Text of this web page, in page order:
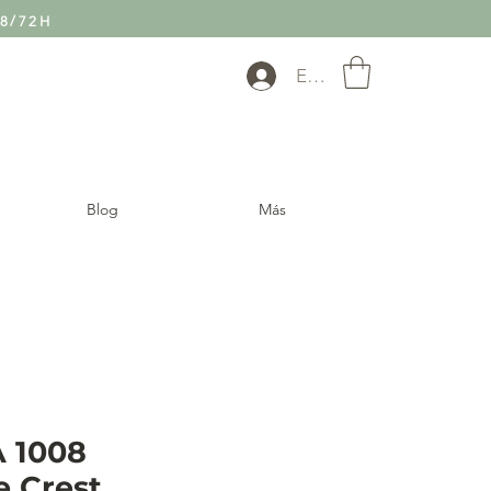
72H
Entra
Blog Más
1008